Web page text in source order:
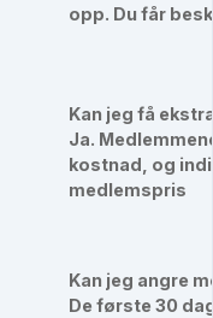
opp. Du får
Kan jeg få
Ja.
kostnad, og
medlemspris
Kan jeg angre
De første 30